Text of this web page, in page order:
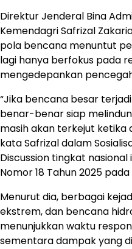
Direktur Jenderal Bina
Kemendagri Safrizal
pola bencana menuntut
lagi hanya berfokus pada
mengedepankan
“Jika bencana besar
benar-benar siap
masih akan terkejut ketika
kata Safrizal dalam
Discussion tingkat
Nomor 18 Tahun 2025 pada
Menurut dia, berbagai
ekstrem, dan bencana
menunjukkan waktu
sementara dampak yang